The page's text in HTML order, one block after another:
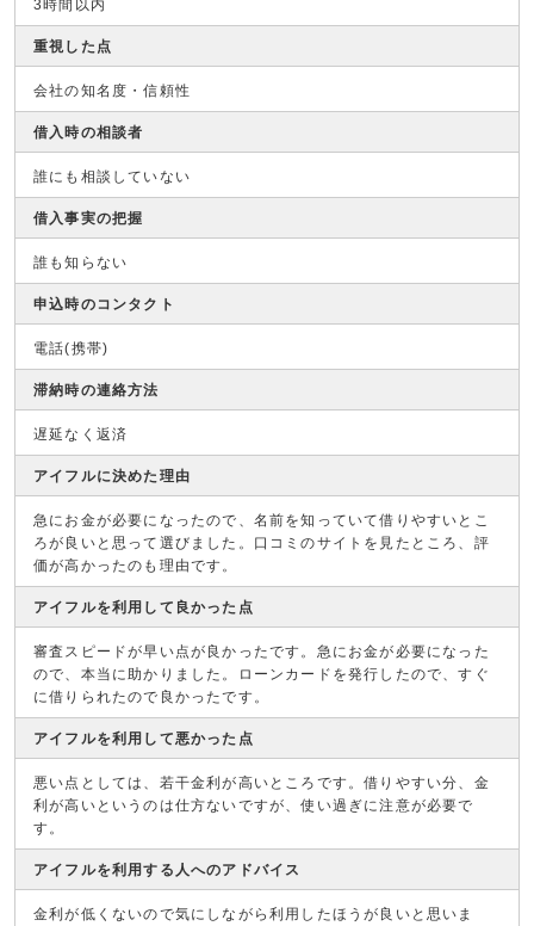
3時間以内
重視した点
会社の知名度・信頼性
借入時の相談者
誰にも相談していない
借入事実の把握
誰も知らない
申込時のコンタクト
電話(携帯)
滞納時の連絡方法
遅延なく返済
アイフルに決めた理由
急にお金が必要になったので、名前を知っていて借りやすいとこ
ろが良いと思って選びました。口コミのサイトを見たところ、評
価が高かったのも理由です。
アイフルを利用して良かった点
審査スピードが早い点が良かったです。急にお金が必要になった
ので、本当に助かりました。ローンカードを発行したので、すぐ
に借りられたので良かったです。
アイフルを利用して悪かった点
悪い点としては、若干金利が高いところです。借りやすい分、金
利が高いというのは仕方ないですが、使い過ぎに注意が必要で
す。
アイフルを利用する人へのアドバイス
金利が低くないので気にしながら利用したほうが良いと思いま